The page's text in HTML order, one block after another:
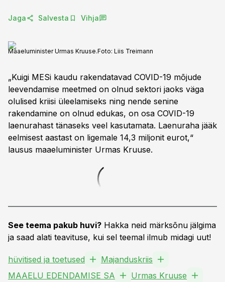
Jaga Salvesta Vihja
Maaeluminister Urmas Kruuse.Foto: Liis Treimann
„Kuigi MESi kaudu rakendatavad COVID-19 mõjude
leevendamise meetmed on olnud sektori jaoks väga
olulised kriisi üleelamiseks ning nende senine
rakendamine on olnud edukas, on osa COVID-19
laenurahast tänaseks veel kasutamata. Laenuraha jääk
eelmisest aastast on ligemale 14,3 miljonit eurot,“
lausus maaeluminister Urmas Kruuse.
See teema pakub huvi? Hakka neid märksõnu jälgima
ja saad alati teavituse, kui sel teemal ilmub midagi uut!
hüvitised ja toetused
Majanduskriis
MAAELU EDENDAMISE SA
Urmas Kruuse